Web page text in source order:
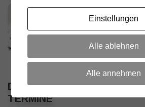
DIE NÄCHSTEN 5
TERMINE
Einstellungen
Alle ablehnen
Alle annehmen